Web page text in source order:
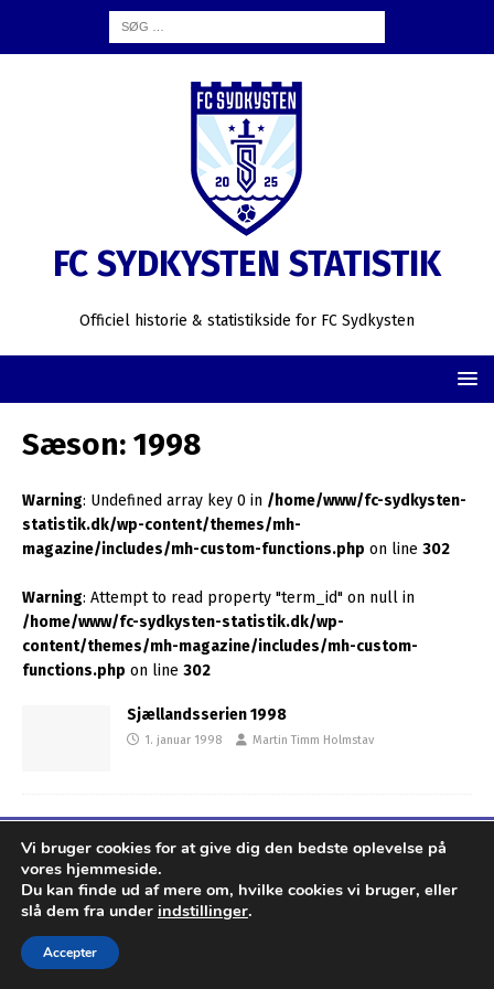
FC SYDKYSTEN STATISTIK
Officiel historie & statistikside for FC Sydkysten
Sæson: 1998
Warning: Undefined array key 0 in /home/www/fc-sydkysten-
statistik.dk/wp-content/themes/mh-
magazine/includes/mh-custom-functions.php on line 302
Warning: Attempt to read property "term_id" on null in
/home/www/fc-sydkysten-statistik.dk/wp-
content/themes/mh-magazine/includes/mh-custom-
functions.php on line 302
Sjællandsserien 1998
1. januar 1998 Martin Timm Holmstav
Udviklet af MTH Design for FC Sydkysten Statistik
Vi bruger cookies for at give dig den bedste oplevelse på
vores hjemmeside.
Du kan finde ud af mere om, hvilke cookies vi bruger, eller
slå dem fra under indstillinger.
Accepter